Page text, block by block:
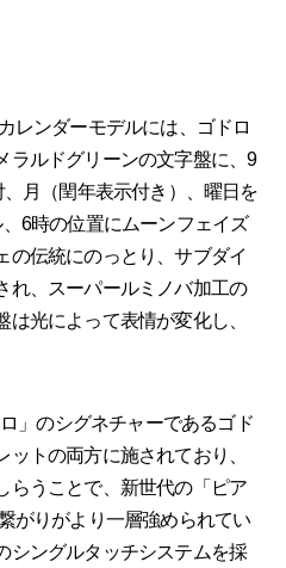
レンダーモデルには、ゴドロ
ラルドグリーンの文字盤に、9
月（閏年表示付き）、曜日を
6時の位置にムーンフェイズ
の伝統にのっとり、サブダイ
れ、スーパールミノバ加工の
光によって表情が変化し、
」のシグネチャーであるゴド
トの両方に施されており、
らうことで、新世代の「ピア
がりがより一層強められてい
シングルタッチシステムを採